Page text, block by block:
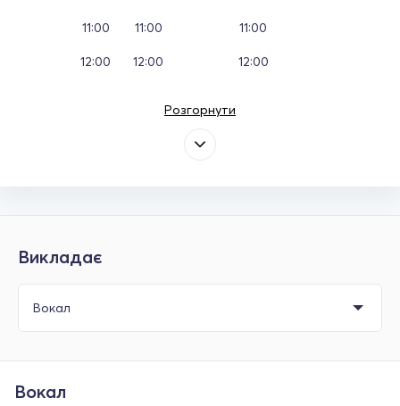
11:00
12:00
11:00
12:00
11:00
12:00
Розгорнути
Викладає
Вокал